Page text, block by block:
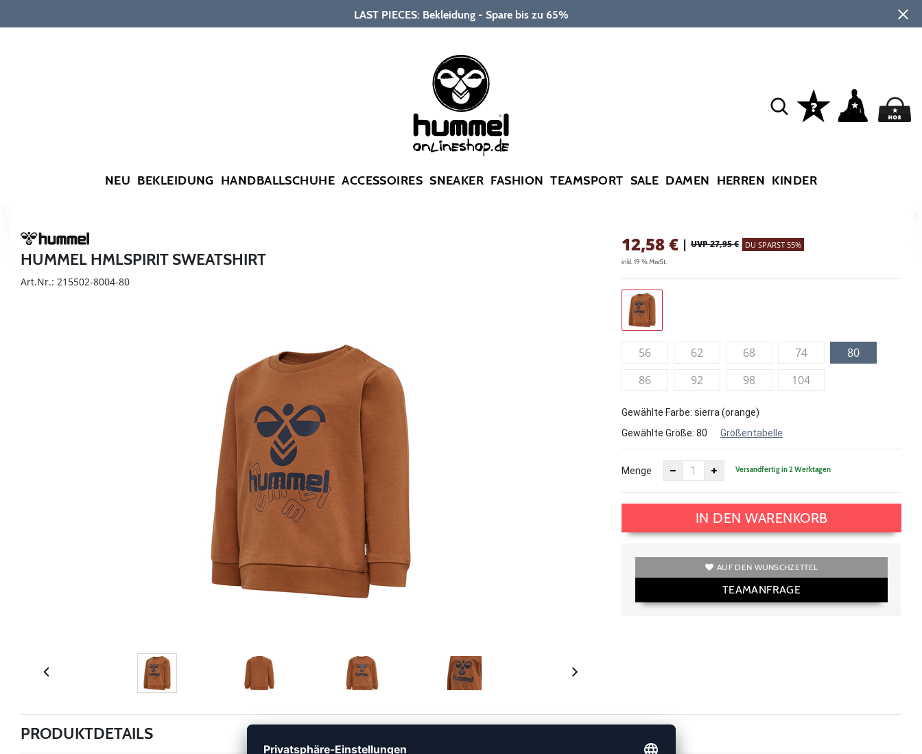
LAST PIECES: Bekleidung - Spare bis zu 65%
NEU BEKLEIDUNG HANDBALLSCHUHE ACCESSOIRES SNEAKER FASHION TEAMSPORT SALE DAMEN HERREN KINDER
HUMMEL HMLSPIRIT SWEATSHIRT
Art.Nr.: 215502-8004-80
12,58€ | UVP 27,95 € DU SPARST 55%
inkl. 19 % MwSt.
56 62 68 74
80
86
92 98 104
Gewählte Farbe: sierra (orange)
Gewählte Größe: 80 Größentabelle
Menge Versandfertig in 2 Werktagen
IN DEN WARENKORB
AUF DEN WUNSCHZETTEL
TEAMANFRAGE
PRODUKTDETAILS